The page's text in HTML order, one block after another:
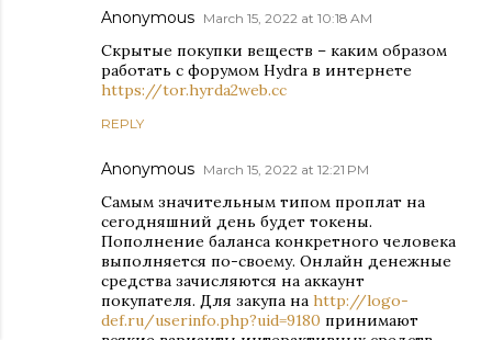
Anonymous March 15, 2022 at 10:18 AM
Скрытые покупки веществ – каким образом
работать с форумом Hydra в интернете
https://tor.hyrda2web.cc
REPLY
Anonymous March 15, 2022 at 12:21 PM
Самым значительным типом проплат на
сегодняшний день будет токены.
Пополнение баланса конкретного человека
выполняется по-своему. Онлайн денежные
средства зачисляются на аккаунт
покупателя. Для закупа на http://logo-
def.ru/userinfo.php?uid=9180 принимают